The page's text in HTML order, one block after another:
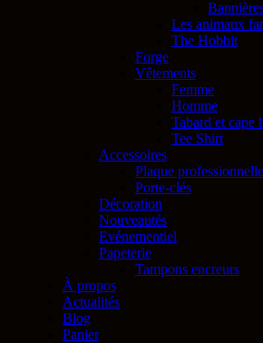
Les animaux
The Hobbit
Forge
Vêtements
Femme
Homme
Tabard et cape
Tee Shirt
Accessoires
Plaque
Porte-clés
Décoration
Nouveautés
Evénementiel
Papeterie
Tampons encreurs
À propos
Actualités
Blog
Panier